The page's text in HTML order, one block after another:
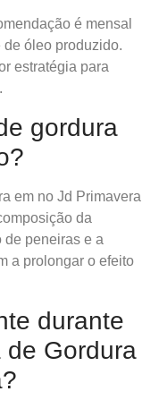
é mensal
óleo produzido.
estratégia para
gordura
em no Jd Primavera
da
de peneiras e a
a prolongar o efeito
durante
de Gordura